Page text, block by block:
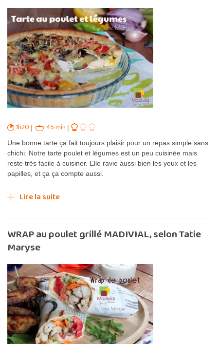
1h20 45 min
Une bonne tarte ça fait toujours plaisir pour un repas simple sans
chichi. Notre tarte poulet et légumes est un peu cuisinée mais
reste très facile à cuisiner. Elle ravie aussi bien les yeux et les
papilles, et ça ça compte aussi.
Lire la suite
WRAP au poulet grillé MADIVIAL, selon Tatie
Maryse